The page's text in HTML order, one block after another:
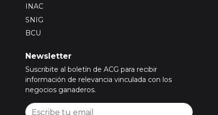
INAC
SNIG
BCU
Newsletter
Suscribite al boletín de ACG para recibir
información de relevancia vinculada con los
negocios ganaderos.